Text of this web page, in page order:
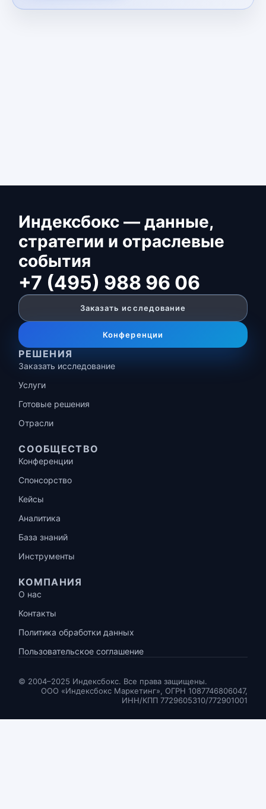
Индексбокс — данные,
стратегии и отраслевые
события
+7 (495) 988 96 06
Заказать исследование
Конференции
РЕШЕНИЯ
Заказать исследование
Услуги
Готовые решения
Отрасли
СООБЩЕСТВО
Конференции
Спонсорство
Кейсы
Аналитика
База знаний
Инструменты
КОМПАНИЯ
О нас
Контакты
Политика обработки данных
Пользовательское соглашение
© 2004–2025 Индексбокс. Все права защищены.
ООО «Индексбокс Маркетинг», ОГРН 1087746806047,
ИНН/КПП 7729605310/772901001